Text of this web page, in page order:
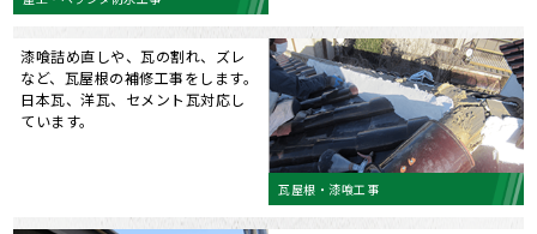
瓦屋根・漆喰工事
漆喰詰め直しや、瓦の割れ、ズレ
など、瓦屋根の補修工事をします。
日本瓦、洋瓦、セメント瓦対応し
ています。